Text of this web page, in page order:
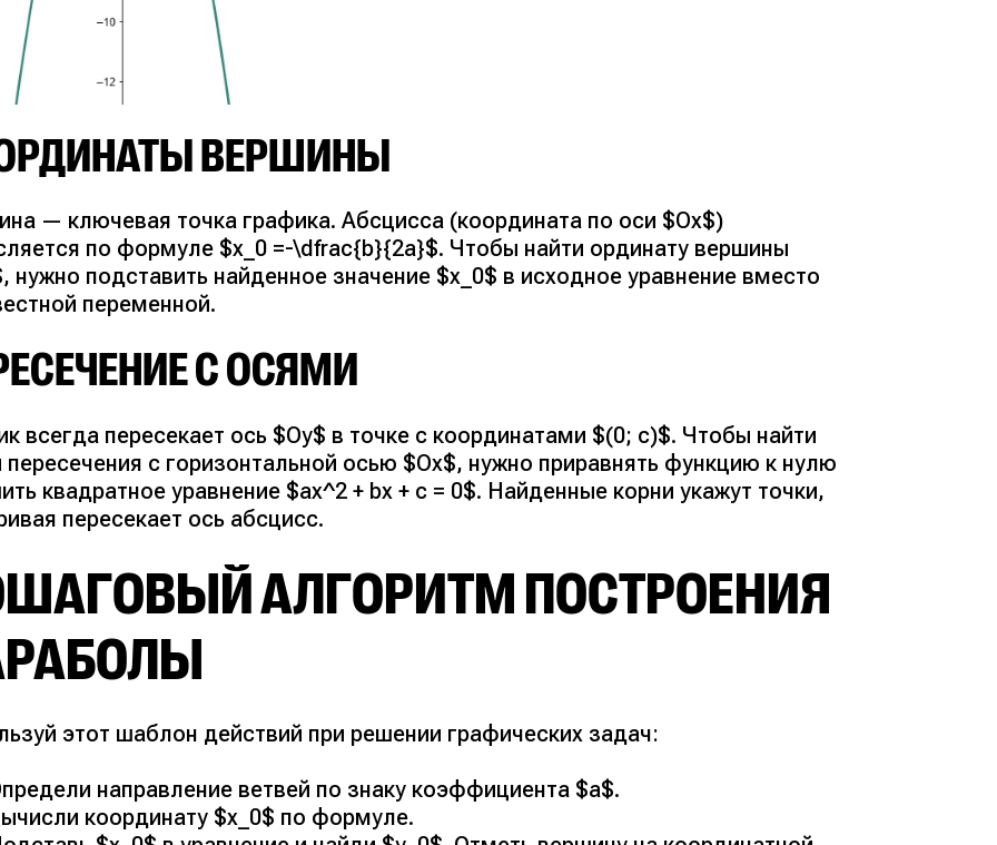
ВЕРШИНЫ
— ключевая точка графика. Абсцисса (координата по оси $Ox$)
по формуле $x_0 =-\dfrac{b}{2a}$. Чтобы найти ординату вершины
нужно подставить найденное значение $x_0$ в исходное уравнение вместо
переменной.
С ОСЯМИ
всегда пересекает ось $Oy$ в точке с координатами $(0; c)$. Чтобы найти
пересечения с горизонтальной осью $Ox$, нужно приравнять функцию к нулю
квадратное уравнение $ax^2 + bx + c = 0$. Найденные корни укажут точки,
пересекает ось абсцисс.
АЛГОРИТМ ПОСТРОЕНИЯ
этот шаблон действий при решении графических задач:
направление ветвей по знаку коэффициента $a$.
координату $x_0$ по формуле.